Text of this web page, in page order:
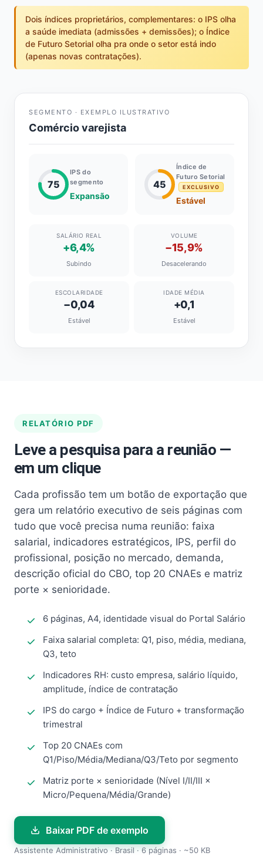
Dois índices proprietários, complementares: o IPS olha
a saúde imediata (admissões + demissões); o Índice
de Futuro Setorial olha pra onde o setor está indo
(apenas novas contratações).
SEGMENTO · EXEMPLO ILUSTRATIVO
Comércio varejista
75
IPS do
segmento
Expansão
45
Índice de
Futuro Setorial
EXCLUSIVO
Estável
SALÁRIO REAL
+6,4%
Subindo
VOLUME
−15,9%
Desacelerando
ESCOLARIDADE
−0,04
Estável
IDADE MÉDIA
+0,1
Estável
RELATÓRIO PDF
Leve a pesquisa para a reunião —
em um clique
Cada profissão tem um botão de exportação que
gera um relatório executivo de seis páginas com
tudo que você precisa numa reunião: faixa
salarial, indicadores estratégicos, IPS, perfil do
profissional, posição no mercado, demanda,
descrição oficial do CBO, top 20 CNAEs e matriz
porte × senioridade.
6 páginas, A4, identidade visual do Portal Salário
Faixa salarial completa: Q1, piso, média, mediana,
Q3, teto
Indicadores RH: custo empresa, salário líquido,
amplitude, índice de contratação
IPS do cargo + Índice de Futuro + transformação
trimestral
Top 20 CNAEs com
Q1/Piso/Média/Mediana/Q3/Teto por segmento
Matriz porte × senioridade (Nível I/II/III ×
Micro/Pequena/Média/Grande)
Baixar PDF de exemplo
Assistente Administrativo · Brasil · 6 páginas · ~50 KB